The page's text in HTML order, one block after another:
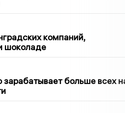
компаний,
шоколаде
зарабатывает больше всех